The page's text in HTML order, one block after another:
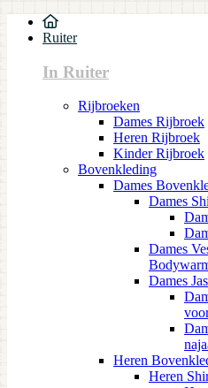
Ruiter
In Ruiter
Rijbroeken
Dames Rijbroek
Heren Rijbroek
Kinder Rijbroek
Bovenkleding
Dames
Dames
Dames
Dames
Heren
Heren